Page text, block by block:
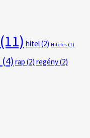
(11) hitel(2) Hiteles (1)
(4) rap (2) regény(2)